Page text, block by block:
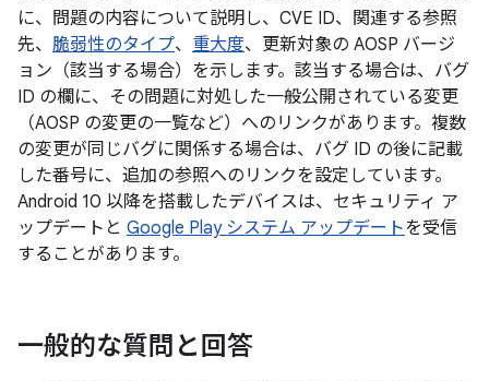
に、問題の内容について説明し、CVE ID、関連する参照
先、 脆弱性のタイプ、 重大度、更新対象の AOSP バージ
ョン（該当する場合）を示します。該当する場合は、バグ
ID の欄に、その問題に対処した一般公開されている変更
（AOSP の変更の一覧など）へのリンクがあります。複数
の変更が同じバグに関係する場合は、バグ ID の後に記載
した番号に、追加の参照へのリンクを設定しています。
Android 10 以降を搭載したデバイスは、セキュリティ ア
ップデートと Google Play システム アップデートを受信
することがあります。
一般的な質問と回答